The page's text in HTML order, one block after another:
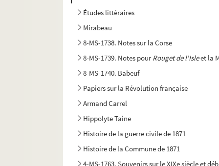
Études littéraires
Mirabeau
8-MS-1738. Notes sur la Corse
8-MS-1739. Notes pourRouget de l'Isleet la
8-MS-1740. Babeuf
Papiers sur la Révolution française
Armand Carrel
Hippolyte Taine
Histoire de la guerre civile de 1871
Histoire de la Commune de 1871
4-MS-1763. Souvenirs sur le XIXe siècle et